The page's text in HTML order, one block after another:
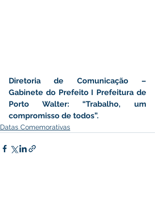
Diretoria de Comunicação –
Gabinete do Prefeito I Prefeitura de
Porto Walter: “Trabalho, um
compromisso de todos”.
Datas Comemorativas